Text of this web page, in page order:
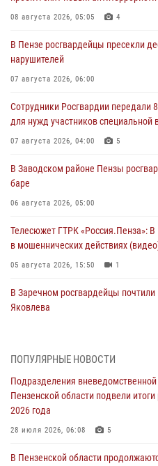
08 августа 2026, 05:05 4
В Пензе росгвардейцы пресекли
нарушителей
07 августа 2026, 06:00
Сотрудники Росгвардии передали
для нужд участников специальной
07 августа 2026, 04:00 5
В Заводском районе Пензы
баре
06 августа 2026, 05:00
Телесюжет ГТРК «Россия.Пенза»:
в мошеннических действиях
05 августа 2026, 15:50 1
В Заречном росгвардейцы почтили
Яковлева
Сотрудники пензенского ОМОН
05 августа 2026, 06:15
В Пензе сотрудники Росгвардии
дезориентированному пенсионеру
ПОПУЛЯРНЫЕ НОВОСТИ
Подразделения
Пензенской области подвели
2026 года
28 июля 2026, 06:08 5
В Пензенской области